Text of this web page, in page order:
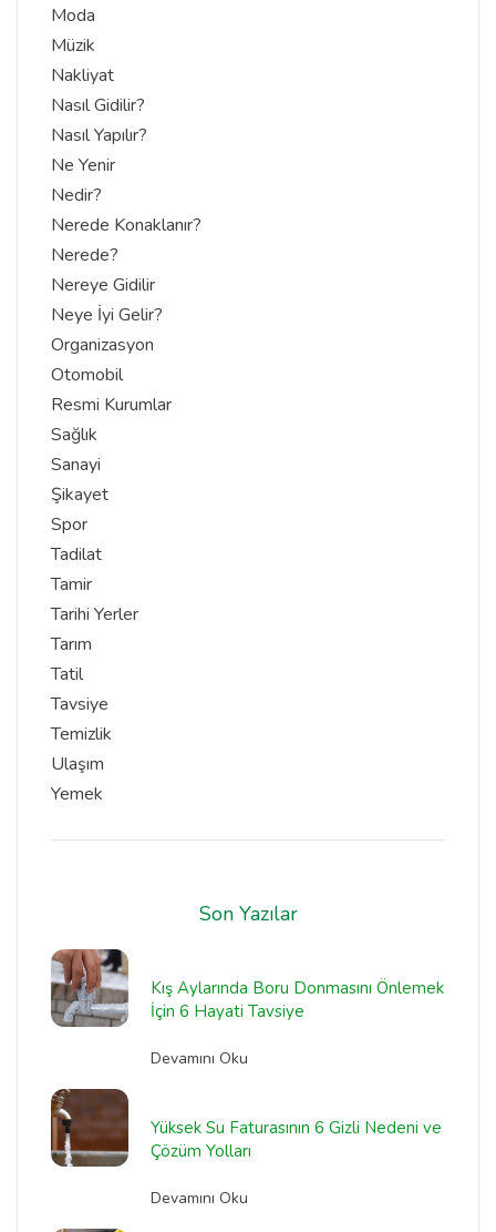
Moda
Müzik
Nakliyat
Nasıl Gidilir?
Nasıl Yapılır?
Ne Yenir
Nedir?
Nerede Konaklanır?
Nerede?
Nereye Gidilir
Neye İyi Gelir?
Organizasyon
Otomobil
Resmi Kurumlar
Sağlık
Sanayi
Şikayet
Spor
Tadilat
Tamir
Tarihi Yerler
Tarım
Tatil
Tavsiye
Temizlik
Ulaşım
Yemek
Son Yazılar
Kış Aylarında Boru Donmasını Önlemek
İçin 6 Hayati Tavsiye
Devamını Oku
Yüksek Su Faturasının 6 Gizli Nedeni ve
Çözüm Yolları
Devamını Oku